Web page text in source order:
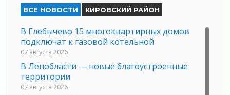
ВСЕ НОВОСТИ КИРОВСКИЙ РАЙОН
В Глебычево 15 многоквартирных домов
подключат к газовой котельной
07 августа 2026
В Ленобласти — новые благоустроенные
территории
07 августа 2026